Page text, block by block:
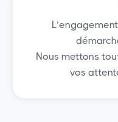
Nous mettons
vos